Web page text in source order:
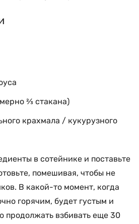
⅔ стакана)
крахмала / кукурузного
в сотейнике и поставьте
помешивая, чтобы не
В какой-то момент, когда
горячим, будет густым и
взбивать еще 30